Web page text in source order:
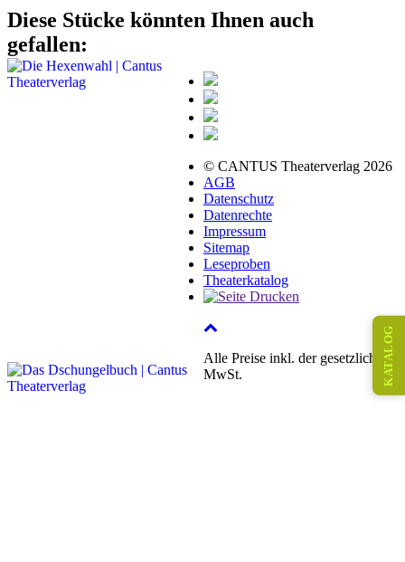
Diese Stücke könnten Ihnen auch
gefallen:
© CANTUS Theaterverlag 2026
AGB
Datenschutz
Datenrechte
Impressum
Sitemap
Leseproben
Theaterkatalog
Alle Preise inkl. der gesetzlichen
MwSt.
KATALOG